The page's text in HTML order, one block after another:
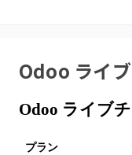
Odoo ライ
Odoo ライブ
プラン